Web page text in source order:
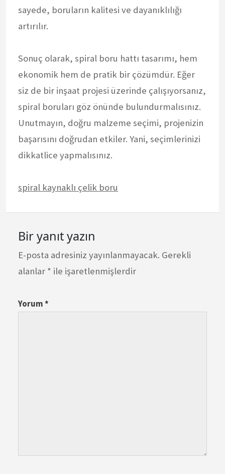
sayede, boruların kalitesi ve dayanıklılığı
artırılır.
Sonuç olarak, spiral boru hattı tasarımı, hem
ekonomik hem de pratik bir çözümdür. Eğer
siz de bir inşaat projesi üzerinde çalışıyorsanız,
spiral boruları göz önünde bulundurmalısınız.
Unutmayın, doğru malzeme seçimi, projenizin
başarısını doğrudan etkiler. Yani, seçimlerinizi
dikkatlice yapmalısınız.
spiral kaynaklı çelik boru
Bir yanıt yazın
E-posta adresiniz yayınlanmayacak. Gerekli
alanlar * ile işaretlenmişlerdir
Yorum*